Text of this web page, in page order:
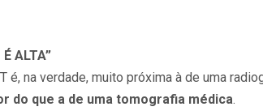
ALTA”
é, na verdade, muito próxima à de uma
do que a de uma tomografia médica.